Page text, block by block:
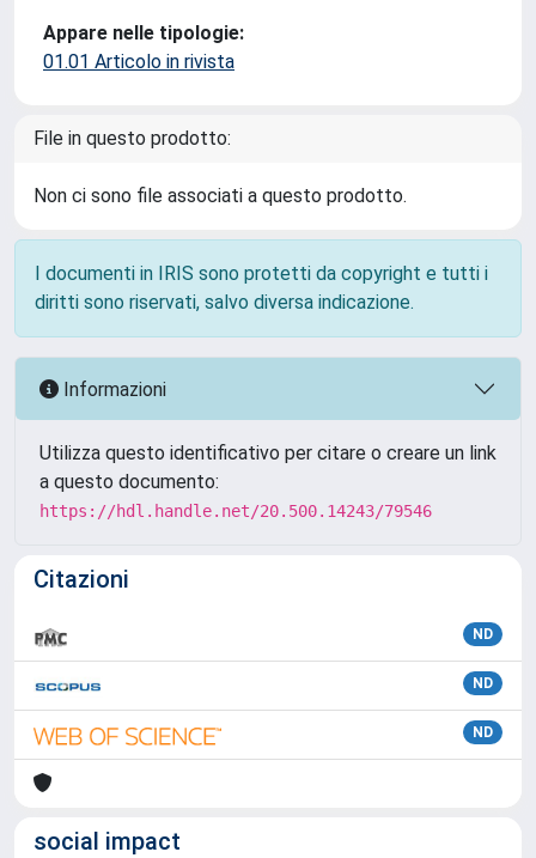
Appare nelle tipologie:
01.01 Articolo in rivista
File in questo prodotto:
Non ci sono file associati a questo prodotto.
I documenti in IRIS sono protetti da copyright e tutti i
diritti sono riservati, salvo diversa indicazione.
Informazioni
Utilizza questo identificativo per citare o creare un link
a questo documento:
https://hdl.handle.net/20.500.14243/79546
Citazioni
ND
ND
ND
social impact